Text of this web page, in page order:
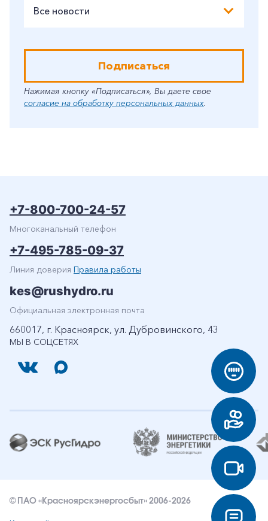
Все новости
Подписаться
Нажимая кнопку «Подписаться», Вы даете свое
согласие на обработку персональных данных.
МЫ В СОЦСЕТЯХ
+7-800-700-24-57
Многоканальный телефон
+7-495-785-09-37
Линия доверия Правила работы
kes@rushydro.ru
Официальная электронная почта
660017, г. Красноярск, ул. Дубровинского, 43
© ПАО «Красноярскэнергосбыт» 2006-2026